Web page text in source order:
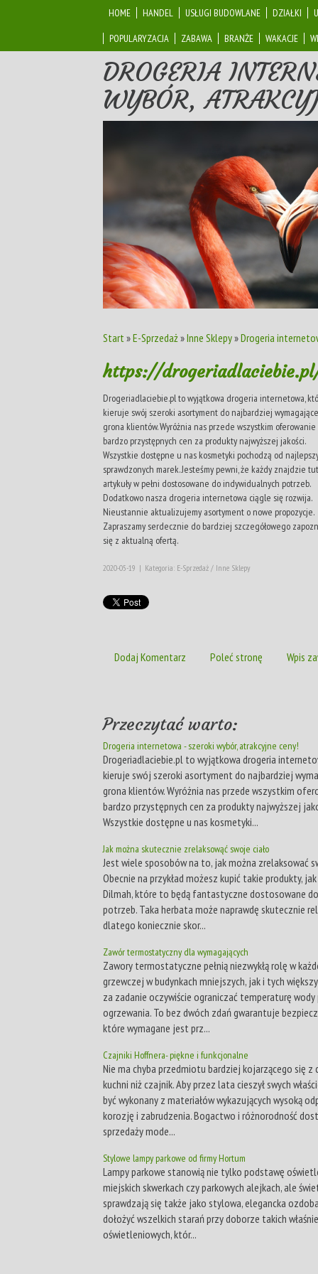
HOME HANDEL USŁUGI BUDOWLANE DZIAŁKI
POPULARYZACJA
ZABAWA BRANŻE WAKACJE
DROGERIA
WYBÓR,
Start »E-Sprzedaż»Inne Sklepy»Drogeria
https://
Drogeriadlaciebie.pl to wyjątkowa drogeria internetowa,
kieruje swój szeroki asortyment do najbardziej
grona klientów. Wyróżnia nas przede wszystkim oferowanie
bardzo przystępnych cen za produkty najwyższej jakości.
Wszystkie dostępne u nas kosmetyki pochodzą od
sprawdzonych marek. Jesteśmy pewni, że każdy znajdzie
artykuły w pełni dostosowane do indywidualnych potrzeb.
Dodatkowo nasza drogeria internetowa ciągle się rozwija.
Nieustannie aktualizujemy asortyment o nowe propozycje.
Zapraszamy serdecznie do bardziej szczegółowego
się z aktualną ofertą.
2020-05-19 | Kategoria: E-Sprzedaż / Inne Sklepy
Dodaj Komentarz Poleć stronę Wpis
Przeczytać warto:
Drogeria internetowa - szeroki wybór, atrakcyjne ceny!
Drogeriadlaciebie.pl to wyjątkowa drogeria
kieruje swój szeroki asortyment do najbardziej
grona klientów. Wyróżnia nas przede wszystkim
bardzo przystępnych cen za produkty najwyższej
Wszystkie dostępne u nas kosmetyki...
Jak można skutecznie zrelaksowąć swoje ciało
Jest wiele sposobów na to, jak można zrelaksować
Obecnie na przykład możesz kupić takie produkty,
Dilmah, które to będą fantastyczne dostosowane
potrzeb. Taka herbata może naprawdę skutecznie
dlatego koniecznie skor...
Zawór termostatyczny dla wymagających
Zawory termostatyczne pełnią niezwykłą rolę w
grzewczej w budynkach mniejszych, jak i tych
za zadanie oczywiście ograniczać temperaturę
ogrzewania. To bez dwóch zdań gwarantuje
które wymagane jest prz...
Czajniki Hoffnera- piękne i funkcjonalne
Nie ma chyba przedmiotu bardziej kojarzącego się z
kuchni niż czajnik. Aby przez lata cieszył swych
być wykonany z materiałów wykazujących wysoką
korozję i zabrudzenia. Bogactwo i różnorodność
sprzedaży mode...
Stylowe lampy parkowe od firmy Hortum
Lampy parkowe stanowią nie tylko podstawę
miejskich skwerkach czy parkowych alejkach, ale
sprawdzają się także jako stylowa, elegancka
dołożyć wszelkich starań przy doborze takich
oświetleniowych, któr...